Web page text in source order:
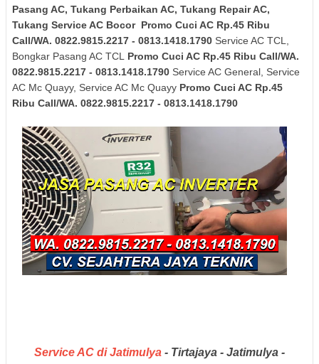
Pasang AC, Tukang Perbaikan AC, Tukang Repair AC,
Tukang Service AC Bocor Promo Cuci AC Rp.45 Ribu
Call/WA. 0822.9815.2217 - 0813.1418.1790 Service AC TCL,
Bongkar Pasang AC TCL Promo Cuci AC Rp.45 Ribu Call/WA.
0822.9815.2217 - 0813.1418.1790 Service AC General, Service
AC Mc Quayy, Service AC Mc Quayy Promo Cuci AC Rp.45
Ribu Call/WA. 0822.9815.2217 - 0813.1418.1790
Service AC di Jatimulya - Tirtajaya - Jatimulya -